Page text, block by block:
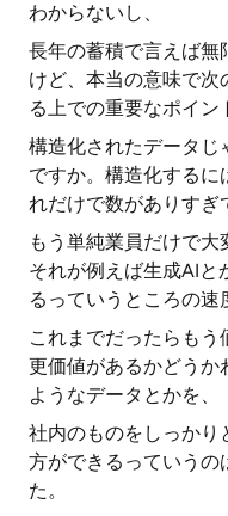
わからないし、
長年の蓄積で言えば無
けど、本当の意味で次
る上での重要なポイン
構造化されたデータじ
ですか。構造化するに
れだけで数がありすぎ
もう単純業員だけで大
それが例えば生成AIと
るっていうところの速
これまでだったらも
更価値があるかどうか
ようなデータとかを、
社内のものをしっかり
方ができるっていうの
た。